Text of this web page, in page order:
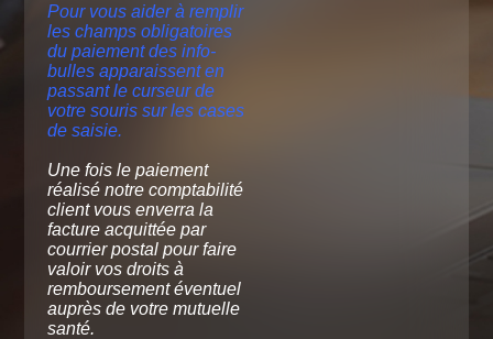
Pour vous aider à remplir
les champs obligatoires
du paiement des info-
bulles apparaissent en
passant le curseur de
votre souris sur les cases
de saisie.
Une fois le paiement
réalisé notre comptabilité
client vous enverra la
facture acquittée par
courrier postal pour faire
valoir vos droits à
remboursement éventuel
auprès de votre mutuelle
santé.